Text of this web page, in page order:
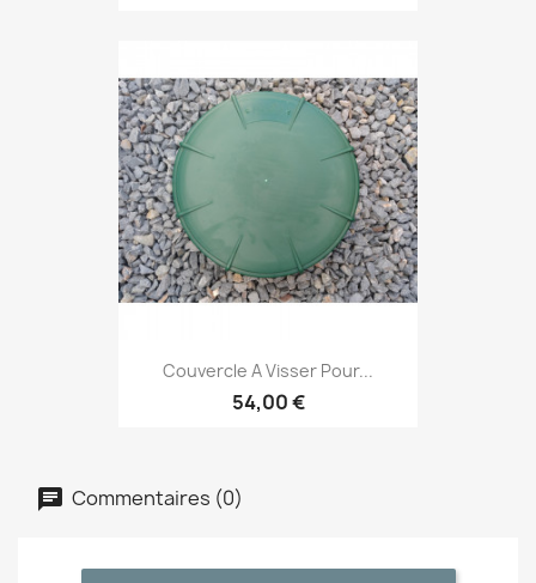
Couvercle A Visser Pour...
54,00 €
Commentaires (0)